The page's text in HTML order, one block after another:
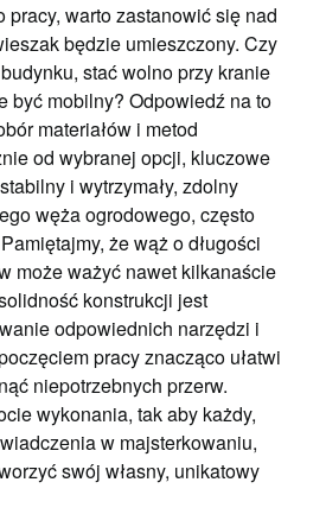
pracy, warto zastanowić się nad
będzie umieszczony. Czy
stać wolno przy kranie
być mobilny? Odpowiedź na to
materiałów i metod
od wybranej opcji, kluczowe
i wytrzymały, zdolny
węża ogrodowego, często
że wąż o długości
może ważyć nawet kilkanaście
konstrukcji jest
odpowiednich narzędzi i
pracy znacząco ułatwi
niepotrzebnych przerw.
wykonania, tak aby każdy,
w majsterkowaniu,
swój własny, unikatowy